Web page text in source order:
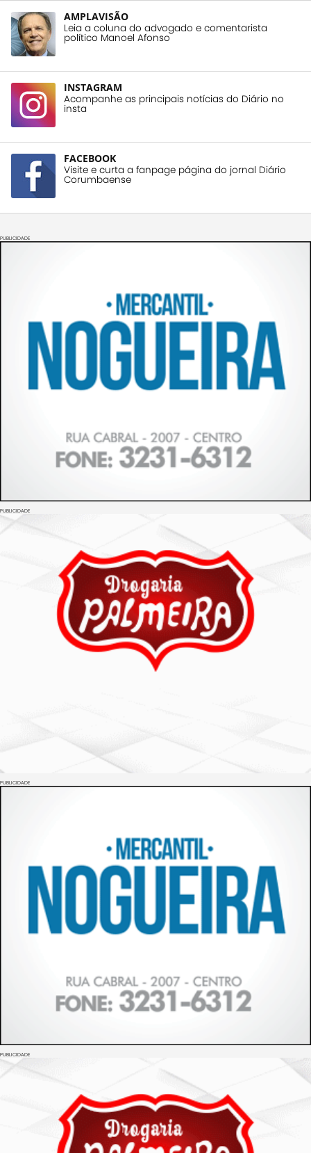
AMPLAVISÃO
Leia a coluna do advogado e comentarista
político Manoel Afonso
INSTAGRAM
Acompanhe as principais notícias do Diário no
insta
FACEBOOK
Visite e curta a fanpage página do jornal Diário
Corumbaense
PUBLICIDADE
PUBLICIDADE
PUBLICIDADE
PUBLICIDADE